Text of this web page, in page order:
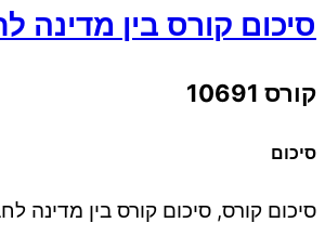
סיכום קורס בין מדינה
קורס 10691
סיכום
סיכום קורס, סיכום קורס בין מדינה